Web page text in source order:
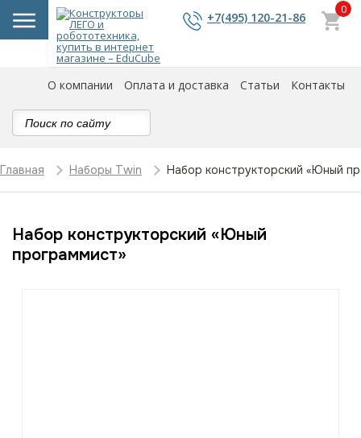
+7(495) 120-21-86
0
О компании Оплата и доставка Статьи Контакты
Главная Наборы Twin Набор конструкторский «Юный
Набор конструкторский «Юный
программист»